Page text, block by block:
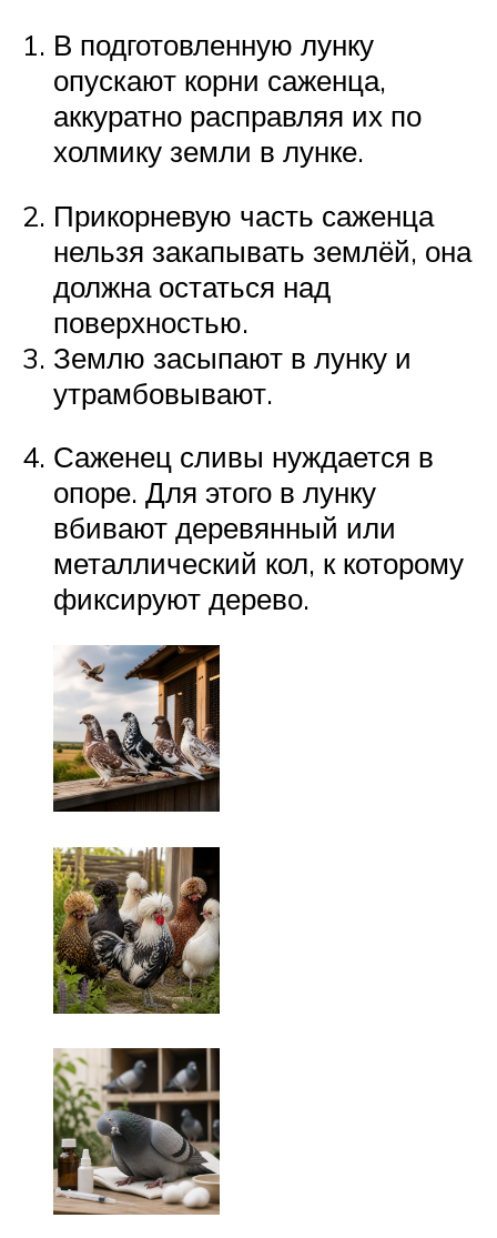
В подготовленную лунку
опускают корни саженца,
аккуратно расправляя их по
холмику земли в лунке.
Прикорневую часть саженца
нельзя закапывать землёй, она
должна остаться над
поверхностью.
Землю засыпают в лунку и
утрамбовывают.
Саженец сливы нуждается в
опоре. Для этого в лунку
вбивают деревянный или
металлический кол, к которому
фиксируют дерево.